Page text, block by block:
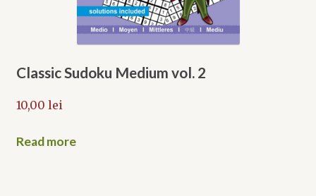
Classic Sudoku Medium vol. 2
10,00 lei
Read more